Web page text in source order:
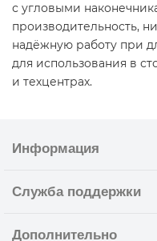
с угловыми
производительность,
надёжную работу при
для использования в
и техцентрах.
Информация
Служба поддержки
Дополнительно